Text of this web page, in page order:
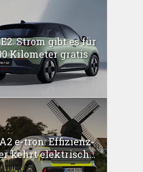
Strom gibt es für
Kilometer gratis
e-tron: Effizienz-
kehrt elektrisch...